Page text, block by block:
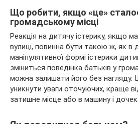
Що робити, якщо «це»
громадському місці
Реакція на дитячу істерику, якщо
вулиці, повинна бути такою ж, як в
маніпулятивної формі істерики
зміниться поведінка батьків у
можна залишати його без нагляду.
уникнути уваги оточуючих, краще
затишне місце або в машину і